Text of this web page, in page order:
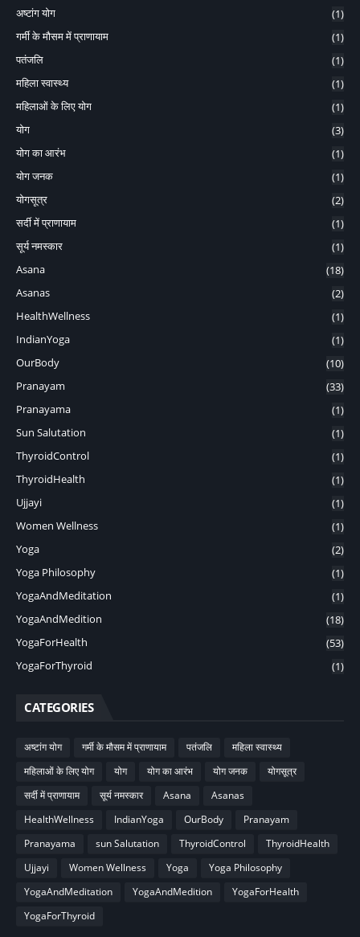
अष्टांग योग
(1)
गर्मी के मौसम में प्राणायाम
(1)
पतंजलि
(1)
महिला स्वास्थ्य
(1)
महिलाओं के लिए योग
(1)
योग
(3)
योग का आरंभ
(1)
योग जनक
(1)
योगसूत्र
(2)
सर्दी में प्राणायाम
(1)
सूर्य नमस्कार
(1)
Asana
(18)
Asanas
(2)
HealthWellness
(1)
IndianYoga
(1)
OurBody
(10)
Pranayam
(33)
Pranayama
(1)
Sun Salutation
(1)
ThyroidControl
(1)
ThyroidHealth
(1)
Ujjayi
(1)
Women Wellness
(1)
Yoga
(2)
Yoga Philosophy
(1)
YogaAndMeditation
(1)
YogaAndMedition
(18)
YogaForHealth
(53)
YogaForThyroid
(1)
CATEGORIES
अष्टांग योग गर्मी के मौसम में प्राणायाम पतंजलि
महिला स्वास्थ्य
महिलाओं के लिए योग
योग योग का आरंभ योग जनक
योगसूत्र
सर्दी में प्राणायाम
सूर्य नमस्कार Asana
Asanas
HealthWellness
IndianYoga OurBody
Pranayam
Pranayama
sun Salutation ThyroidControl
ThyroidHealth
Ujjayi
Women Wellness Yoga
Yoga Philosophy
YogaAndMeditation
YogaAndMedition
YogaForHealth
YogaForThyroid